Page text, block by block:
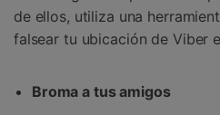
de ellos, utiliza una
falsear tu ubicación de Viber
Broma a tus amigos